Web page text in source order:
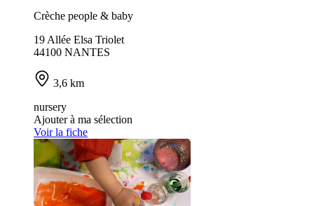
Crèche people & baby
19 Allée Elsa Triolet
44100 NANTES
3,6 km
nursery
Ajouter à ma sélection
Voir la fiche